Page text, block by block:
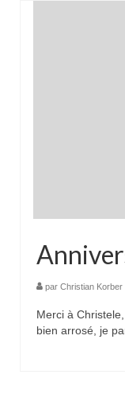
par Christian Korber
Merci à
bien arrosé, je